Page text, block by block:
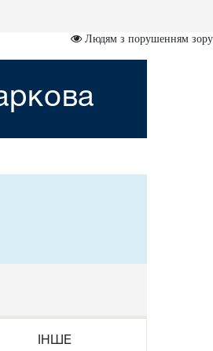
Людям з порушенням зору
ІНШЕ